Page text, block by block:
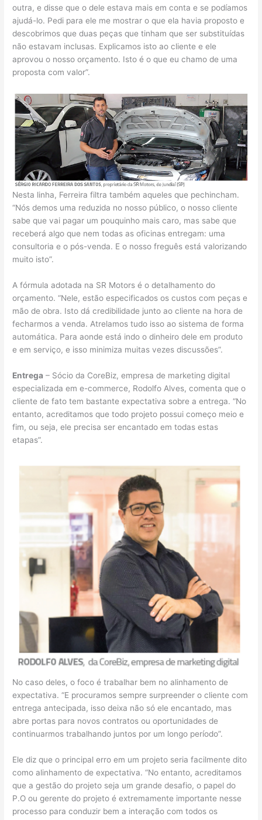
outra, e disse que o dele estava mais em conta e se podíamos
ajudá-lo. Pedi para ele me mostrar o que ela havia proposto e
descobrimos que duas peças que tinham que ser substituídas
não estavam inclusas. Explicamos isto ao cliente e ele
aprovou o nosso orçamento. Isto é o que eu chamo de uma
proposta com valor”.
Nesta linha, Ferreira filtra também aqueles que pechincham.
“Nós demos uma reduzida no nosso público, o nosso cliente
sabe que vai pagar um pouquinho mais caro, mas sabe que
receberá algo que nem todas as oficinas entregam: uma
consultoria e o pós-venda. E o nosso freguês está valorizando
muito isto”.
A fórmula adotada na SR Motors é o detalhamento do
orçamento. “Nele, estão especificados os custos com peças e
mão de obra. Isto dá credibilidade junto ao cliente na hora de
fecharmos a venda. Atrelamos tudo isso ao sistema de forma
automática. Para aonde está indo o dinheiro dele em produto
e em serviço, e isso minimiza muitas vezes discussões”.
Entrega – Sócio da CoreBiz, empresa de marketing digital
especializada em e-commerce, Rodolfo Alves, comenta que o
cliente de fato tem bastante expectativa sobre a entrega. “No
entanto, acreditamos que todo projeto possui começo meio e
fim, ou seja, ele precisa ser encantado em todas estas
etapas”.
No caso deles, o foco é trabalhar bem no alinhamento de
expectativa. “E procuramos sempre surpreender o cliente com
entrega antecipada, isso deixa não só ele encantado, mas
abre portas para novos contratos ou oportunidades de
continuarmos trabalhando juntos por um longo período”.
Ele diz que o principal erro em um projeto seria facilmente dito
como alinhamento de expectativa. “No entanto, acreditamos
que a gestão do projeto seja um grande desafio, o papel do
P.O ou gerente do projeto é extremamente importante nesse
processo para conduzir bem a interação com todos os